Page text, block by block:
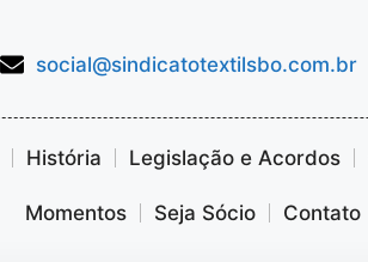
social@sindicatotextilsbo.com.br
História Legislação e Acordos
Momentos Seja Sócio Contato